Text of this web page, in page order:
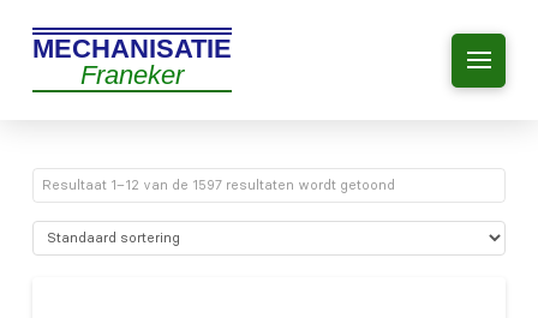
MECHANISATIE
Franeker
Resultaat 1–12 van de 1597 resultaten wordt getoond